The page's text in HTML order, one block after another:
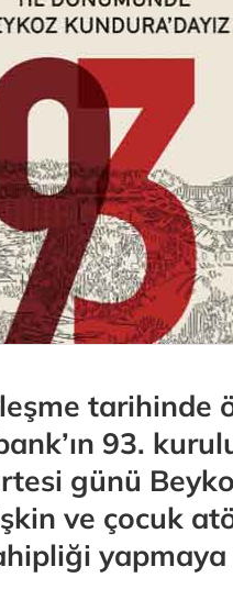
tarihinde
93.
günü
ve çocuk
yapmaya